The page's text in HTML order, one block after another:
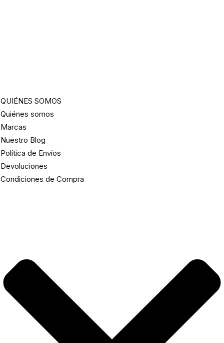
QUIÉNES SOMOS
Quiénes somos
Marcas
Nuestro Blog
Política de Envíos
Devoluciones
Condiciones de Compra